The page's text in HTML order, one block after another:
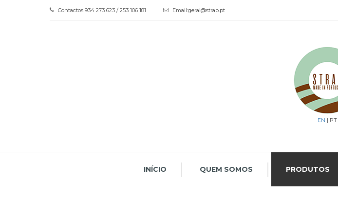
Contactos 934 273 623 / 253 106 181 Email:geral@strap.pt
EN | PT
INÍCIO QUEM SOMOS PRODUTOS